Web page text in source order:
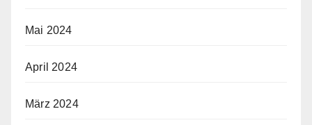
Mai 2024
April 2024
März 2024